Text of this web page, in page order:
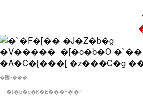
�݌ɂ���
�{�b�e�K�E���F�l�^